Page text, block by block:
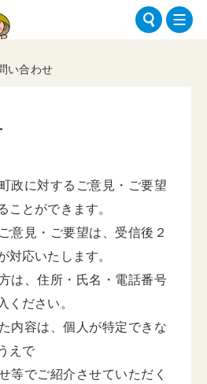
い合わせ
政に対するご意見・ご要望
ことができます。
意見・ご要望は、受信後２
対応いたします。
は、住所・氏名・電話番号
ください。
内容は、個人が特定できな
えで
等でご紹介させていただく